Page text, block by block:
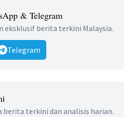
& Telegram
eksklusif berita terkini Malaysia.
Telegram
berita terkini dan analisis harian.